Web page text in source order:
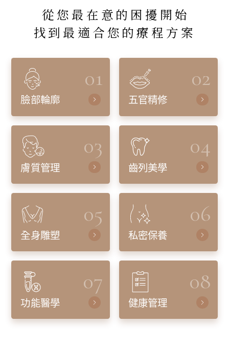
從您最在意的困擾開始
找到最適合您的療程方案
01
臉部輪廓
02
五官精修
03
膚質管理
04
齒列美學
05
全身雕塑
06
私密保養
07
功能醫學
08
健康管理